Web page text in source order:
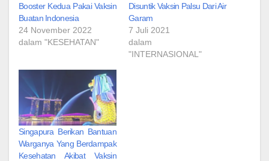
Booster Kedua Pakai Vaksin
Buatan Indonesia
24 November 2022
dalam "KESEHATAN"
Disuntik Vaksin Palsu Dari Air
Garam
7 Juli 2021
dalam
"INTERNASIONAL"
Singapura Berikan Bantuan
Warganya Yang Berdampak
Kesehatan Akibat Vaksin